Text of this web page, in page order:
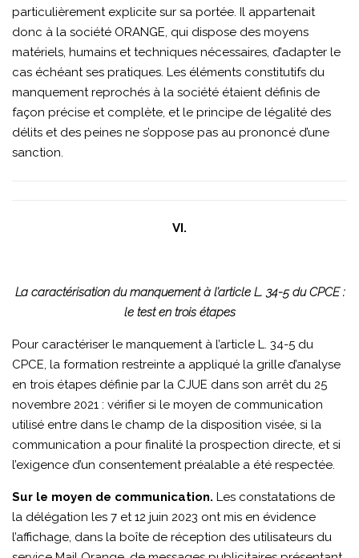
particulièrement explicite sur sa portée. Il appartenait
donc à la société ORANGE, qui dispose des moyens
matériels, humains et techniques nécessaires, d’adapter le
cas échéant ses pratiques. Les éléments constitutifs du
manquement reprochés à la société étaient définis de
façon précise et complète, et le principe de légalité des
délits et des peines ne s’oppose pas au prononcé d’une
sanction.
VI.
La caractérisation du manquement à l’article L. 34-5 du CPCE :
le test en trois étapes
Pour caractériser le manquement à l’article L. 34-5 du
CPCE, la formation restreinte a appliqué la grille d’analyse
en trois étapes définie par la CJUE dans son arrêt du 25
novembre 2021 : vérifier si le moyen de communication
utilisé entre dans le champ de la disposition visée, si la
communication a pour finalité la prospection directe, et si
l’exigence d’un consentement préalable a été respectée.
Sur le moyen de communication. Les constatations de
la délégation les 7 et 12 juin 2023 ont mis en évidence
l’affichage, dans la boîte de réception des utilisateurs du